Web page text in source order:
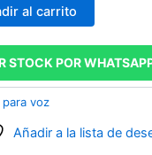
al carrito
STOCK POR
para voz
Añadir a la lista de